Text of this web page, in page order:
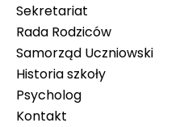
Sekretariat
Rada Rodziców
Samorząd Uczniowski
Historia szkoły
Psycholog
Kontakt